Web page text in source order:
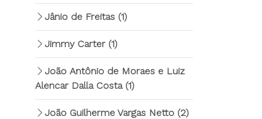
Jânio de Freitas (1)
Jimmy Carter (1)
João Antônio de Moraes e Luiz
Alencar Dalla Costa (1)
João Guilherme Vargas Netto (2)